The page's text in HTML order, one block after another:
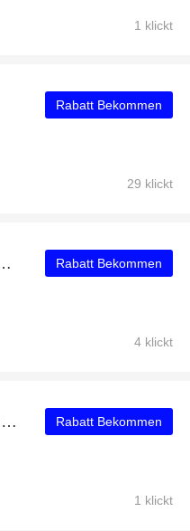
1 klickt
Rabatt Bekommen
29 klickt
FX Low-Impact Sports Bra plus 16% Rabatt Rabatt Bekommen
4 klickt
Erhalten Sie 26% Rabatt – 15% Rabatt für Studenten und Xssential Fleece Scope Logo Cropped Hoodie mit 54% Rabatt Rabatt Bekommen
1 klickt